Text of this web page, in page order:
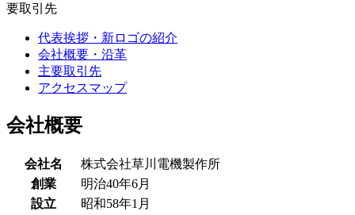
要取引先
代表挨拶・新ロゴの紹介
会社概要・沿革
主要取引先
アクセスマップ
会社概要
会社名
株式会社草川電機製作所
創業
明治40年6月
設立
昭和58年1月